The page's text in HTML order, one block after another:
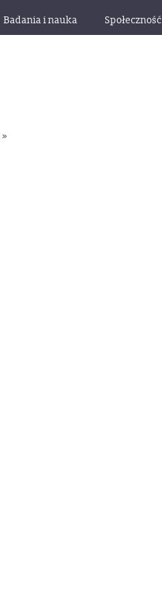
Badania i nauka Społeczność
»